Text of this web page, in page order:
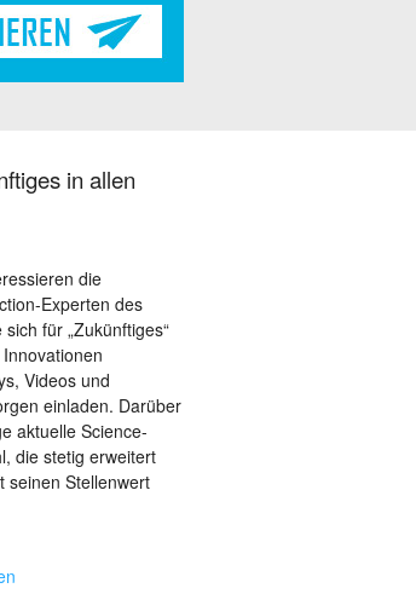
in allen
die
Experten des
für „Zukünftiges“
Videos und
einladen. Darüber
aktuelle Science-
die stetig erweitert
seinen Stellenwert